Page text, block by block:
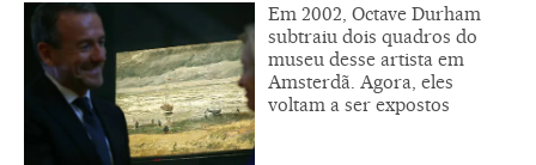
Em 2002, Octave Durham
subtraiu dois quadros do
museu desse artista em
Amsterdã. Agora, eles
voltam a ser expostos